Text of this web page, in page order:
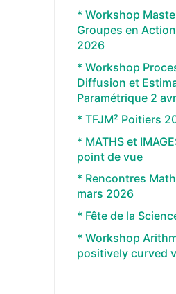
* Workshop
Groupes en
2026
* Workshop
Diffusion et
Paramétrique 2
* TFJM² Poitiers
* MATHS et
point de vue
* Rencontres
mars 2026
* Fête de la
* Workshop
positively curved